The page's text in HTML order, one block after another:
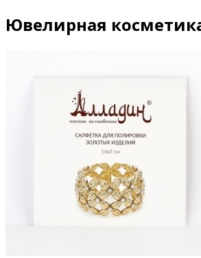
Ювелирная